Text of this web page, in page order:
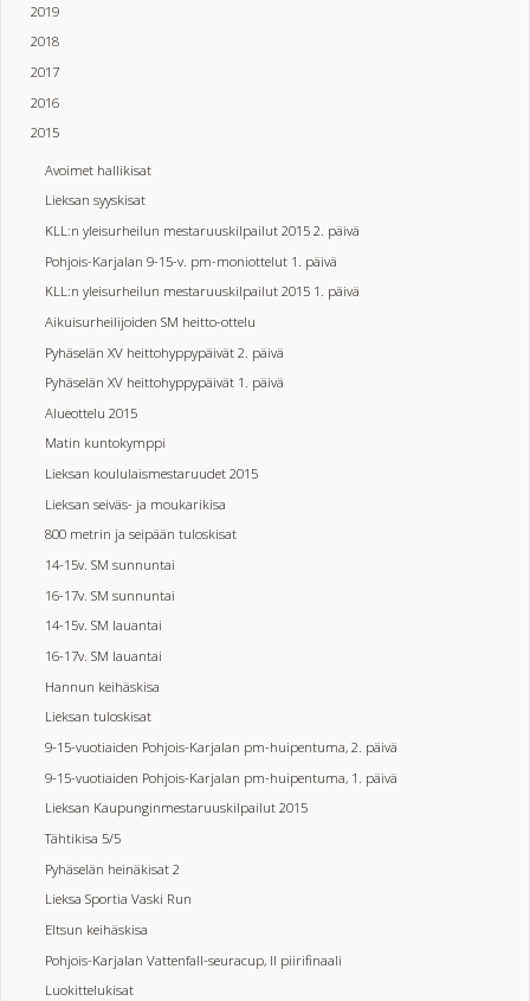
2019
2018
2017
2016
2015
Avoimet hallikisat
Lieksan syyskisat
KLL:n yleisurheilun mestaruuskilpailut 2015 2. päivä
Pohjois-Karjalan 9-15-v. pm-moniottelut 1. päivä
KLL:n yleisurheilun mestaruuskilpailut 2015 1. päivä
Aikuisurheilijoiden SM heitto-ottelu
Pyhäselän XV heittohyppypäivät 2. päivä
Pyhäselän XV heittohyppypäivät 1. päivä
Alueottelu 2015
Matin kuntokymppi
Lieksan koululaismestaruudet 2015
Lieksan seiväs- ja moukarikisa
800 metrin ja seipään tuloskisat
14-15v. SM sunnuntai
16-17v. SM sunnuntai
14-15v. SM lauantai
16-17v. SM lauantai
Hannun keihäskisa
Lieksan tuloskisat
9-15-vuotiaiden Pohjois-Karjalan pm-huipentuma, 2. päivä
9-15-vuotiaiden Pohjois-Karjalan pm-huipentuma, 1. päivä
Lieksan Kaupunginmestaruuskilpailut 2015
Tähtikisa 5/5
Pyhäselän heinäkisat 2
Lieksa Sportia Vaski Run
Eltsun keihäskisa
Pohjois-Karjalan Vattenfall-seuracup, II piirifinaali
Luokittelukisat